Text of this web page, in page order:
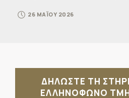
26 ΜΑΪΟΥ 2026
ΔΗΛΩΣΤΕ ΤΗ
ΕΛΛΗΝΟΦΩΝΟ